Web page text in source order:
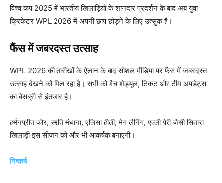
विश्व कप 2025 में भारतीय खिलाड़ियों के शानदार प्रदर्शन के बाद अब युवा
क्रिकेटर WPL 2026 में अपनी छाप छोड़ने के लिए उत्सुक हैं।
फैंस में जबरदस्त उत्साह
WPL 2026 की तारीखों के ऐलान के बाद सोशल मीडिया पर फैंस में जबरदस्त
उत्साह देखने को मिल रहा है। सभी को मैच शेड्यूल, टिकट और टीम अपडेट्स
का बेसब्री से इंतजार है।
हर्मनप्रीत कौर, स्मृति मंधाना, एलिसा हीली, मेग लैनिंग, एल्ली पेरी जैसी सितारा
खिलाड़ी इस सीजन को और भी आकर्षक बनाएंगी।
निष्कर्ष